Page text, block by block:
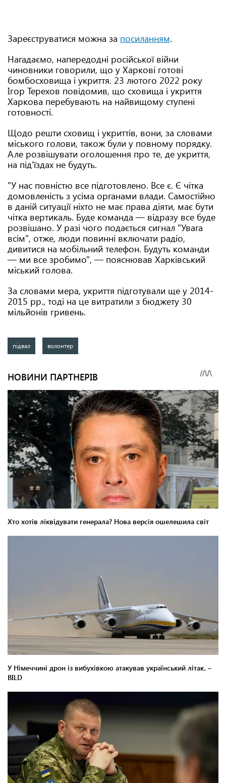
Зареєструватися можна за посиланням.
Нагадаємо, напередодні російської війни
чиновники говорили, що у Харкові готові
бомбосховища і укриття. 23 лютого 2022 року
Ігор Терехов повідомив, що сховища і укриття
Харкова перебувають на найвищому ступені
готовності.
Щодо решти сховищ і укриттів, вони, за словами
міського голови, також були у повному порядку.
Але розвішувати оголошення про те, де укриття,
на під'їздах не будуть.
"У нас повністю все підготовлено. Все є. Є чітка
домовленість з усіма органами влади. Самостійно
в даній ситуації ніхто не має права діяти, має бути
чітка вертикаль. Буде команда — відразу все буде
розвішано. У разі чого подається сигнал "Увага
всім", отже, люди повинні включати радіо,
дивитися на мобільний телефон. Будуть команди
— ми все зробимо", — пояснював Харківський
міський голова.
За словами мера, укриття підготували ще у 2014-
2015 рр., тоді на це витратили з бюджету 30
мільйонів гривень.
підвал волонтер